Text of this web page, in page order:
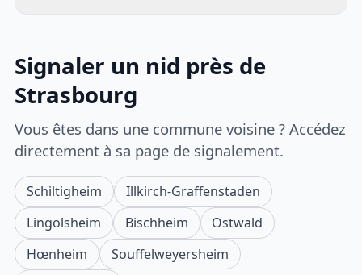
Signaler un nid près de
Strasbourg
Vous êtes dans une commune voisine ? Accédez
directement à sa page de signalement.
Schiltigheim
Illkirch-Graffenstaden
Lingolsheim
Bischheim
Ostwald
Hœnheim
Souffelweyersheim